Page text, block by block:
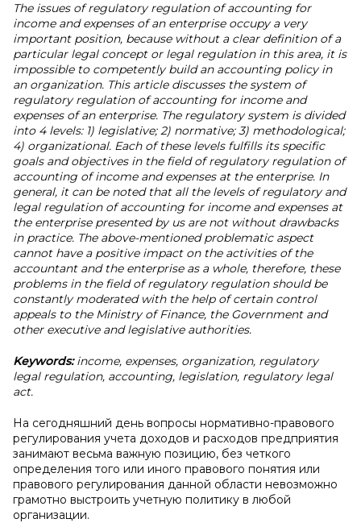
The issues of regulatory regulation of accounting for
income and expenses of an enterprise occupy a very
important position, because without a clear definition of a
particular legal concept or legal regulation in this area, it is
impossible to competently build an accounting policy in
an organization. This article discusses the system of
regulatory regulation of accounting for income and
expenses of an enterprise. The regulatory system is divided
into 4 levels: 1) legislative; 2) normative; 3) methodological;
4) organizational. Each of these levels fulfills its specific
goals and objectives in the field of regulatory regulation of
accounting of income and expenses at the enterprise. In
general, it can be noted that all the levels of regulatory and
legal regulation of accounting for income and expenses at
the enterprise presented by us are not without drawbacks
in practice. The above-mentioned problematic aspect
cannot have a positive impact on the activities of the
accountant and the enterprise as a whole, therefore, these
problems in the field of regulatory regulation should be
constantly moderated with the help of certain control
appeals to the Ministry of Finance, the Government and
other executive and legislative authorities.
Keywords:income, expenses, organization, regulatory
legal regulation, accounting, legislation, regulatory legal
act.
На сегодняшний день вопросы нормативно-правового
регулирования учета доходов и расходов предприятия
занимают весьма важную позицию, без четкого
определения того или иного правового понятия или
правового регулирования данной области невозможно
грамотно выстроить учетную политику в любой
организации.